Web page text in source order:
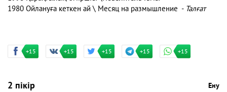
1980 Ойлануға кеткен ай \ Месяц на размышление - Талғат
+15 +15 +15 +15 +15
2 пікір Ену